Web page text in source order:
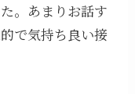
。あまりお話す
で気持ち良い接